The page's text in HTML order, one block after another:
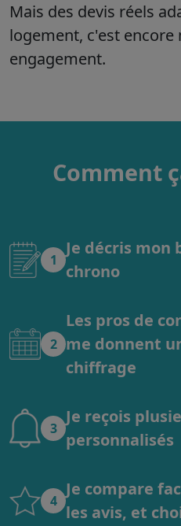
Mais des devis réels
logement, c'est encore
engagement.
Comment
1
Je décris mon
chrono
2
Les pros de
me donnent
chiffrage
3
Je reçois
personnalisés
4
Je compare
les avis, et